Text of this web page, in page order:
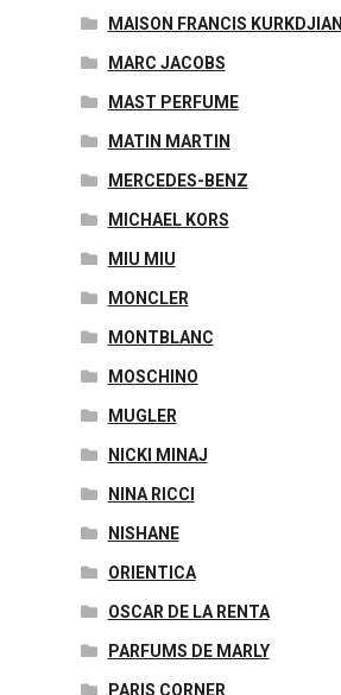
MAISON FRANCIS KURKDJIAN
MARC JACOBS
MAST PERFUME
MATIN MARTIN
MERCEDES-BENZ
MICHAEL KORS
MIU MIU
MONCLER
MONTBLANC
MOSCHINO
MUGLER
NICKI MINAJ
NINA RICCI
NISHANE
ORIENTICA
OSCAR DE LA RENTA
PARFUMS DE MARLY
PARIS CORNER